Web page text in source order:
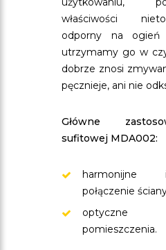
właściwości
odporny na
utrzymamy go w
dobrze znosi
pęcznieje, ani nie
Główne
sufitowej MDA002:
harmonijne
połączenie
optyczne
pomieszczenia.